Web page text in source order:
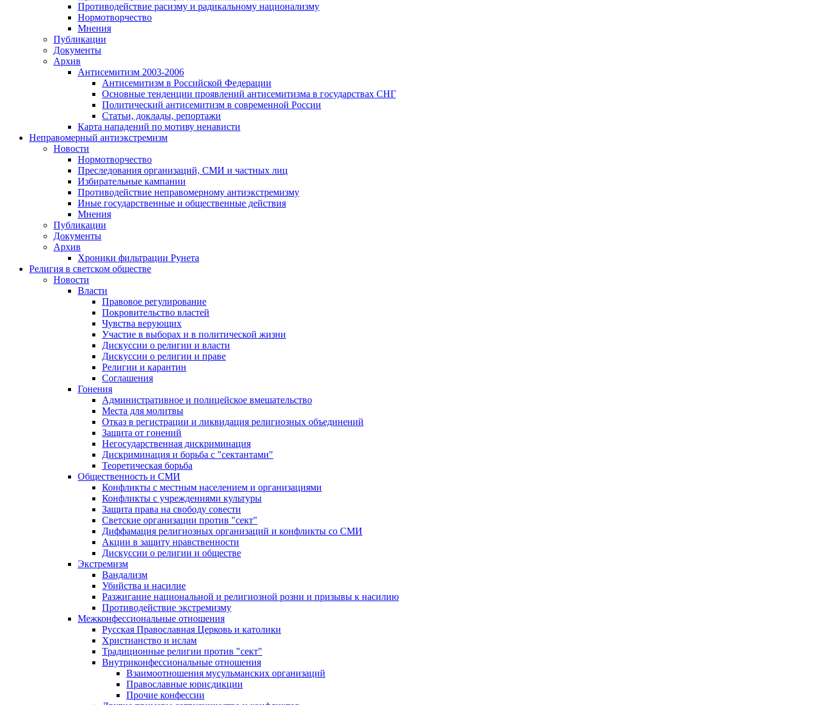
Противодействие расизму и радикальному национализму
Нормотворчество
Мнения
Публикации
Документы
Архив
Антисемитизм 2003-2006
Антисемитизм в Российской Федерации
Основные тенденции проявлений антисемитизма в государствах СНГ
Политический антисемитизм в современной России
Статьи, доклады, репортажи
Карта нападений по мотиву ненависти
Неправомерный антиэкстремизм
Новости
Нормотворчество
Преследования организаций, СМИ и частных лиц
Избирательные кампании
Противодействие неправомерному антиэкстремизму
Иные государственные и общественные действия
Мнения
Публикации
Документы
Архив
Хроники фильтрации Рунета
Религия в светском обществе
Новости
Власти
Правовое регулирование
Покровительство властей
Чувства верующих
Участие в выборах и в политической жизни
Дискуссии о религии и власти
Дискуссии о религии и праве
Религии и карантин
Соглашения
Гонения
Административное и полицейское вмешательство
Места для молитвы
Отказ в регистрации и ликвидация религиозных объединений
Защита от гонений
Негосударственная дискриминация
Дискриминация и борьба с "сектантами"
Теоретическая борьба
Общественность и СМИ
Конфликты с местным населением и организациями
Конфликты с учреждениями культуры
Защита права на свободу совести
Светские организации против "сект"
Диффамация религиозных организаций и конфликты со СМИ
Акции в защиту нравственности
Дискуссии о религии и обществе
Экстремизм
Вандализм
Убийства и насилие
Разжигание национальной и религиозной розни и призывы к насилию
Противодействие экстремизму
Межконфессиональные отношения
Русская Православная Церковь и католики
Христианство и ислам
Традиционные религии против "сект"
Внутриконфессиональные отношения
Взаимоотношения мусульманских организаций
Православные юрисдикции
Прочие конфессии